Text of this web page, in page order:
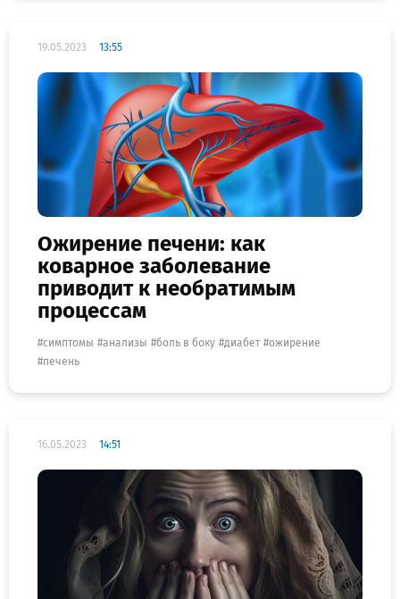
19.05.2023 13:55
Ожирение печени: как
коварное заболевание
приводит к необратимым
процессам
симптомы анализы боль в боку диабет
ожирение
печень
16.05.2023 14:51